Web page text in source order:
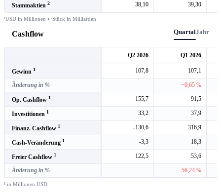
Stammaktien 2 38,10 39,30
¹USD in Millionen • ²Stück in Milliarden
Cashflow QuartalJahr
Q2 2026 Q1 2026
Gewinn 1 107,8 107,1
Änderung in % −0,65 %
Op. Cashflow 1 155,7 91,5
Investitionen 1 33,2 37,9
Finanz. Cashflow 1 -130,6 316,9
Cash-Veränderung 1 -3,3 18,3
Freier Cashflow 1 122,5 53,6
Änderung in % −56,24 %
¹ in Millionen USD